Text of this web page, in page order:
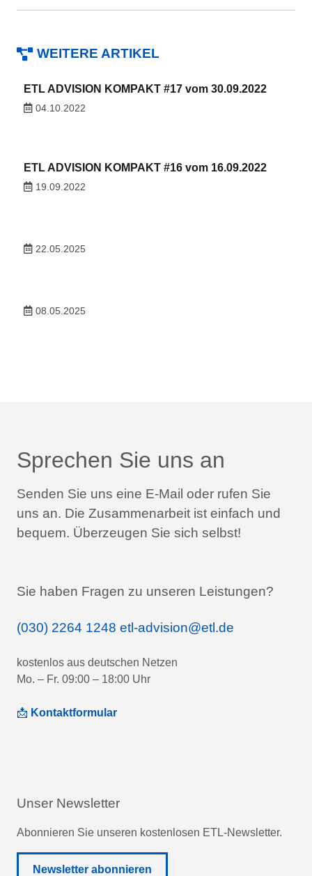
WEITERE ARTIKEL
ETL ADVISION KOMPAKT #17 vom 30.09.2022
04.10.2022
ETL ADVISION KOMPAKT #16 vom 16.09.2022
19.09.2022
22.05.2025
08.05.2025
Sprechen Sie uns an
Senden Sie uns eine E-Mail oder rufen Sie
uns an. Die Zusammenarbeit ist einfach und
bequem. Überzeugen Sie sich selbst!
Sie haben Fragen zu unseren Leistungen?
(030) 2264 1248 etl-advision@etl.de
kostenlos aus deutschen Netzen
Mo. – Fr. 09:00 – 18:00 Uhr
📩 Kontaktformular
Unser Newsletter
Abonnieren Sie unseren kostenlosen ETL-Newsletter.
Newsletter abonnieren